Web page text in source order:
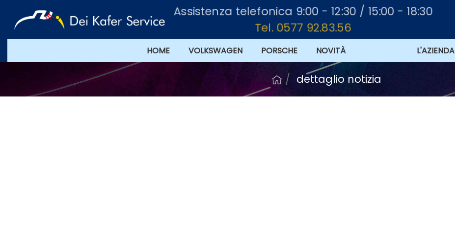
Assistenza telefonica 9:00 - 12:30 / 15:00 - 18:30
Tel. 0577 92.83.56
HOME VOLKSWAGEN PORSCHE NOVITÀ L'AZIENDA
dettaglio notizia